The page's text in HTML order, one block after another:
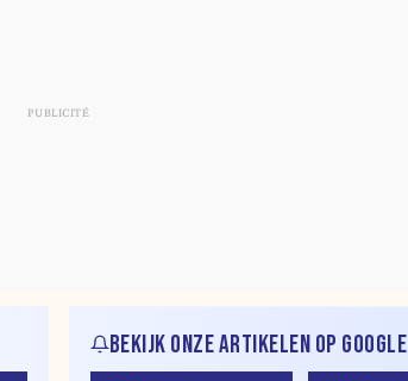
BEKIJK ONZE ARTIKELEN OP GOOGLE